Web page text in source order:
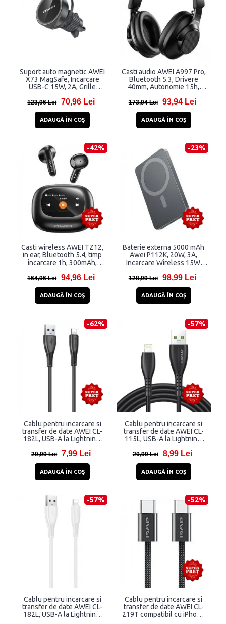
Suport auto magnetic AWEI
X73 MagSafe, Incarcare
USB-C 15W, 2A, Grille
123,96 Lei 70,96 Lei
ADAUGĂ ÎN COŞ
Casti audio AWEI A997 Pro,
Bluetooth 5.3, Drivere
40mm, Autonomie 15h,
173,94 Lei 93,94 Lei
ADAUGĂ ÎN COŞ
-42%
Casti wireless AWEI TZ12,
in ear, Bluetooth 5.4, timp
incarcare 1h, 300mAh,
164,96 Lei 94,96 Lei
ADAUGĂ ÎN COŞ
-23%
Baterie externa 5000 mAh
Awei P112K, 20W, 3A,
Incarcare Wireless 15W,
128,99 Lei 98,99 Lei
ADAUGĂ ÎN COŞ
-62%
Cablu pentru incarcare si
transfer de date AWEI CL-
182L, USB-A la Lightning,
20,99 Lei 7,99 Lei
ADAUGĂ ÎN COŞ
-57%
Cablu pentru incarcare si
transfer de date AWEI CL-
115L, USB-A la Lightning,
20,99 Lei 8,99 Lei
ADAUGĂ ÎN COŞ
-57%
Cablu pentru incarcare si
transfer de date AWEI CL-
182L, USB-A la Lightning,
-52%
Cablu pentru incarcare si
transfer de date AWEI CL-
219T compatibil cu iPhone